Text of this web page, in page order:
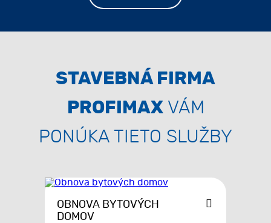
STAVEBNÁ FIRMA
PROFIMAXVÁM
PONÚKA TIETO SLUŽBY
OBNOVA BYTOVÝCH
DOMOV